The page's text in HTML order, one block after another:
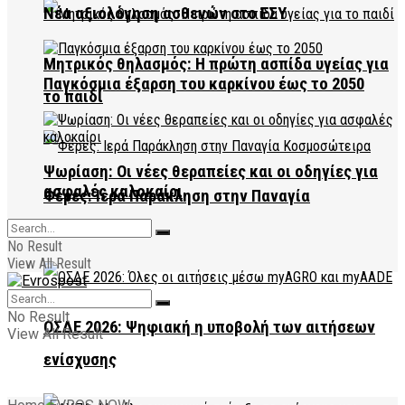
Μητρικός θηλασμός: Η πρώτη ασπίδα υγείας για
το παιδί
Φέρες: Ιερά Παράκληση στην Παναγία
Κοσμοσώτειρα
ΟΣΔΕ 2026: Ψηφιακή η υποβολή των αιτήσεων
ενίσχυσης
Νέα αξιολόγηση ασθενών στο ΕΣΥ
Παγκόσμια έξαρση του καρκίνου έως το 2050
Ψωρίαση: Οι νέες θεραπείες και οι οδηγίες για
ασφαλές καλοκαίρι
No Result
View All Result
No Result
View All Result